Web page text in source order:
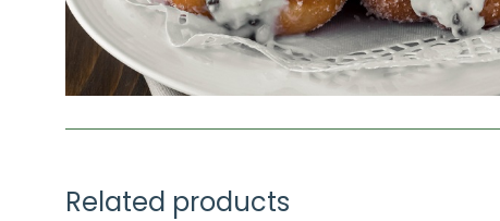
Related products